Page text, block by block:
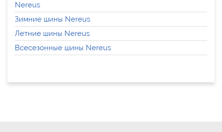
Nereus
Зимние шины Nereus
Летние шины Nereus
Всесезонные шины Nereus